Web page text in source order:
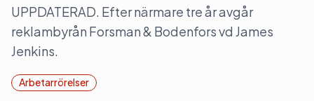
UPPDATERAD. Efter närmare tre år avgår
reklambyrån Forsman & Bodenfors vd James
Jenkins.
Arbetarrörelser